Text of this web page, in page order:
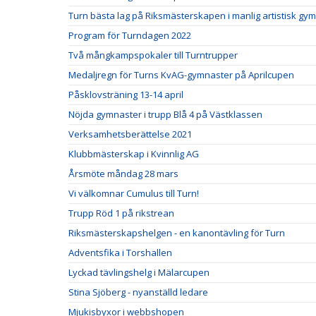
Turn bästa lag på Riksmästerskapen i manlig artistisk
Program för Turndagen 2022
Två mångkampspokaler till Turntrupper
Medaljregn för Turns KvAG-gymnaster på Aprilcupen
Påsklovsträning 13-14 april
Nöjda gymnaster i trupp Blå 4 på Västklassen
Verksamhetsberättelse 2021
Klubbmästerskap i Kvinnlig AG
Årsmöte måndag 28 mars
Vi välkomnar Cumulus till Turn!
Trupp Röd 1 på rikstrean
Riksmästerskapshelgen - en kanontävling för Turn
Adventsfika i Torshallen
Lyckad tävlingshelg i Mälarcupen
Stina Sjöberg - nyanställd ledare
Mjukisbyxor i webbshopen